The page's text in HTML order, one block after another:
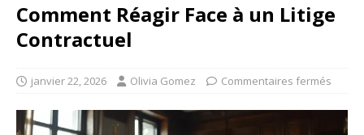
Comment Réagir Face à un Litige
Contractuel
janvier 22, 2026 Olivia Gomez Commentaires fermés